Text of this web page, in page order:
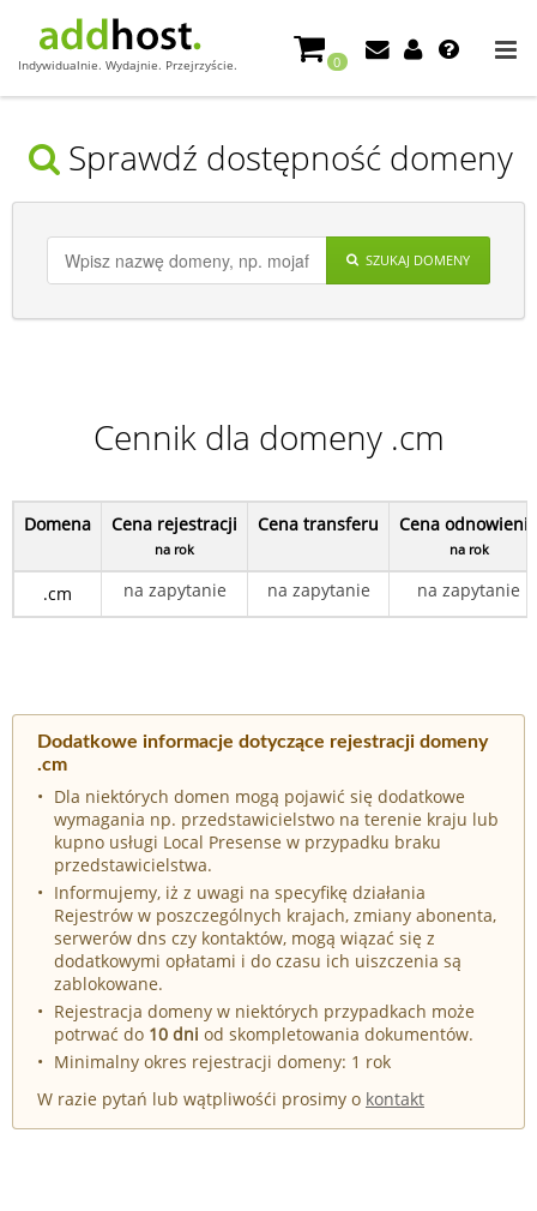
Indywidualnie. Wydajnie. Przejrzyście. 0
Sprawdź dostępność domeny
SZUKAJ DOMENY
Cennik dla domeny .cm
Domena Cena rejestracji
na rok
Cena transferu Cena odnowienia
na rok
.cm na zapytanie na zapytanie na zapytanie
Dodatkowe informacje dotyczące rejestracji domeny
.cm
Dla niektórych domen mogą pojawić się dodatkowe
wymagania np. przedstawicielstwo na terenie kraju lub
kupno usługi Local Presense w przypadku braku
przedstawicielstwa.
Informujemy, iż z uwagi na specyfikę działania
Rejestrów w poszczególnych krajach, zmiany abonenta,
serwerów dns czy kontaktów, mogą wiązać się z
dodatkowymi opłatami i do czasu ich uiszczenia są
zablokowane.
Rejestracja domeny w niektórych przypadkach może
potrwać do 10 dni od skompletowania dokumentów.
Minimalny okres rejestracji domeny: 1 rok
W razie pytań lub wątpliwośći prosimy o kontakt